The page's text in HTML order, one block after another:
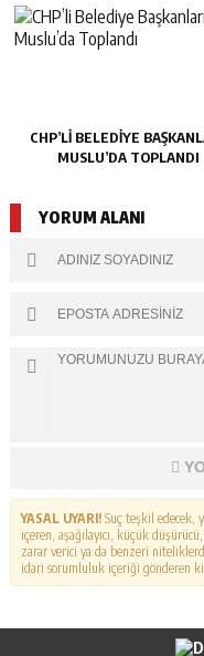
CHP’LI BELEDIYE
MUSLU’DA TOPLANDI
YORUM ALANI
YASAL UYARI!Suç teşkil edecek,
içeren, aşağılayıcı, küçük
zarar verici ya da benzeri
idari sorumluluk içeriği gönderen